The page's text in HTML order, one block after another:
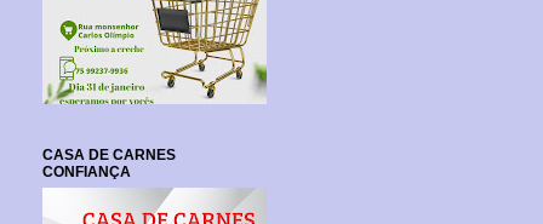
CASA DE CARNES
CONFIANÇA